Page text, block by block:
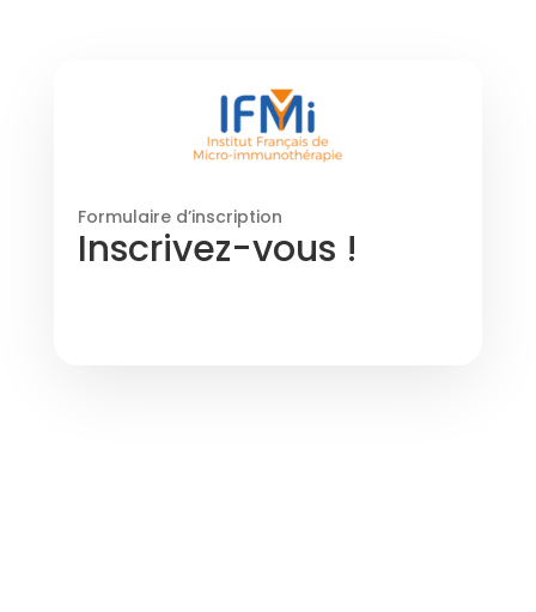
Formulaire d’inscription
Inscrivez-vous !